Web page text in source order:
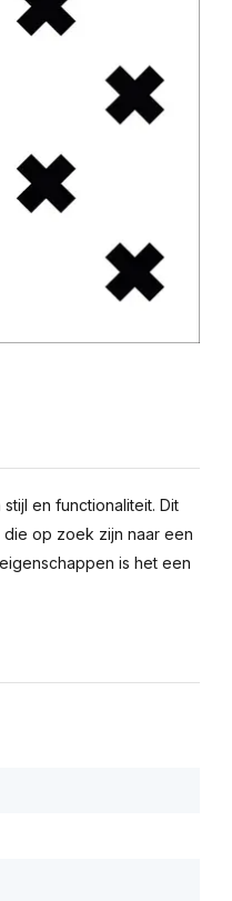
en functionaliteit. Dit
op zoek zijn naar een
is het een